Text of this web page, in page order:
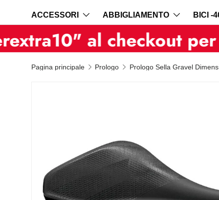
ACCESSORI ABBIGLIAMENTO BICI -
al checkout per il
Pagina principale Prologo